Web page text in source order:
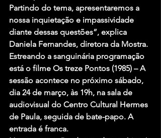
Partindo do tema, apresentaremos a
nossa inquietação e impassividade
diante dessas questões”, explica
Daniela Fernandes, diretora da Mostra.
Estreando a sanguinária programação
está o filme Os treze Pontos (1985) – A
sessão acontece no próximo sábado,
dia 24 de março, às 19h, na sala de
audiovisual do Centro Cultural Hermes
de Paula, seguida de bate-papo. A
entrada é franca.